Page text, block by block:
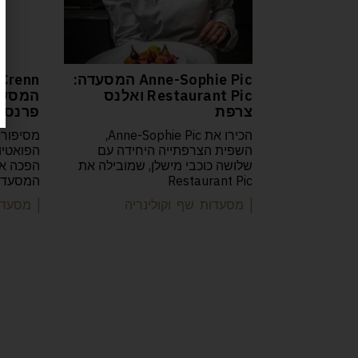
Anne-Sophie Pic המסעדה:
Restaurant Pic ואלנס
צרפת
הכירו את Anne-Sophie Pic,
השפית הצרפתייה היחידה עם
שלושה כוכבי מישלן, שמובילה את
Restaurant Pic
| מסעדות שף וקולינריה
|